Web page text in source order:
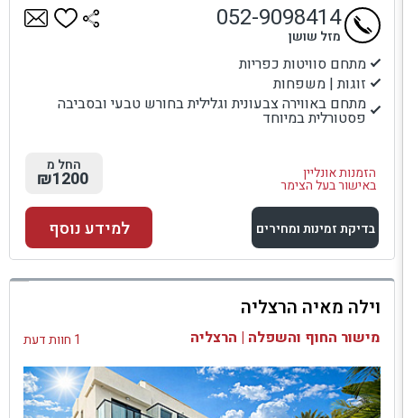
מתחם סוויטות כפריות
זוגות | משפחות
מתחם באווירה צבעונית וגלילית בחורש טבעי ובסביבה
פסטורלית במיוחד
הזמנות אונליין
באישור בעל הצימר
052-9098414
מזל שושן
החל מ
₪1200
בדיקת זמינות ומחירים
למתחם זה
בדיקת זמינות ומחירים
למידע נוסף
וילה מאיה הרצליה
מישור החוף והשפלה | הרצליה 1 חוות דעת